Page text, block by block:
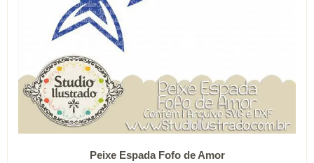
Peixe Espada Fofo de Amor